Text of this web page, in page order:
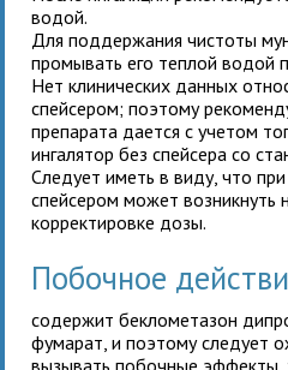
водой.
Для поддержания чистоты
промывать его теплой водой
Нет клинических данных
спейсером; поэтому
препарата дается с учетом
ингалятор без спейсера со
Следует иметь в виду, что
спейсером может возникнуть
корректировке дозы.
Побочное
содержит беклометазон
фумарат, и поэтому следует
вызывать побочные эффекты,